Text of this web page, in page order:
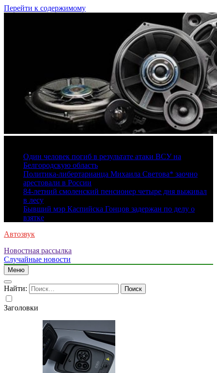
Перейти к содержимому
Один человек погиб в результате атаки ВСУ на
Белгородскую область
Политика-либертарианца Михаила Светова* заочно
арестовали в России
84-летний смоленский пенсионер четыре дня выживал
в лесу
Бывший мэр Каспийска Гонцов задержан по делу о
взятке
Автозвук
Новостная рассылка
Случайные новости
Меню
Найти:
Заголовки